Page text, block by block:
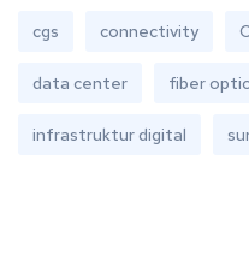
cgs connectivity
data center fiber optic
infrastruktur digital